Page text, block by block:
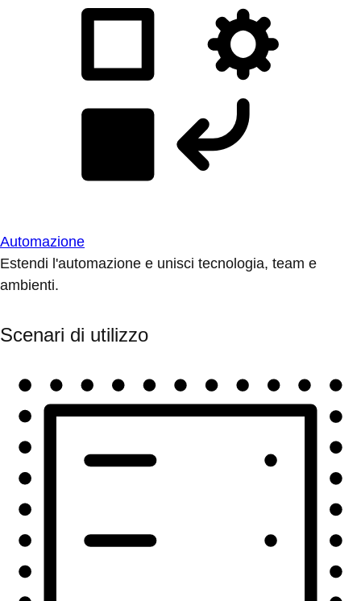
Automazione
Estendi l'automazione e unisci tecnologia, team e
ambienti.
Scenari di utilizzo